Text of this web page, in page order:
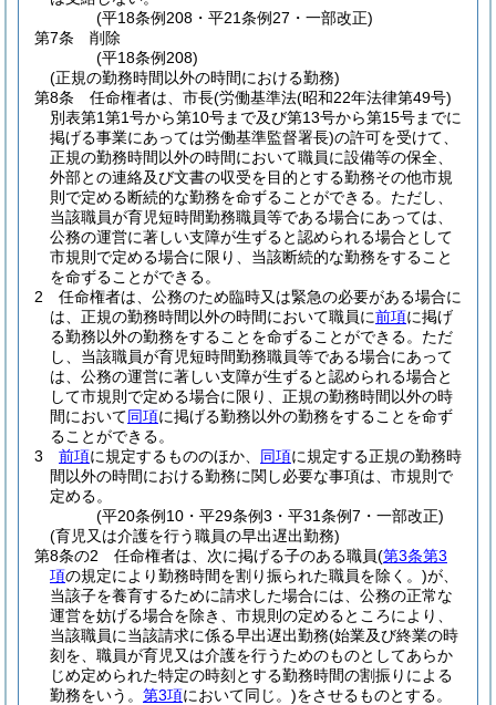
(平18条例208・平21条例27・一部改正)
第7条
削除
(平18条例208)
(正規の勤務時間以外の時間における勤務)
第8条
任命権者は、市長(労働基準法(昭和22年法律第49号)
別表第1第1号から第10号まで及び第13号から第15号までに
掲げる事業にあっては労働基準監督署長)の許可を受けて、
正規の勤務時間以外の時間において職員に設備等の保全、
外部との連絡及び文書の収受を目的とする勤務その他市規
則で定める断続的な勤務を命ずることができる。 ただし、
当該職員が育児短時間勤務職員等である場合にあっては、
公務の運営に著しい支障が生ずると認められる場合として
市規則で定める場合に限り、当該断続的な勤務をすること
を命ずることができる。
2
任命権者は、公務のため臨時又は緊急の必要がある場合に
は、正規の勤務時間以外の時間において職員に前項に掲げ
る勤務以外の勤務をすることを命ずることができる。 ただ
し、当該職員が育児短時間勤務職員等である場合にあって
は、公務の運営に著しい支障が生ずると認められる場合と
して市規則で定める場合に限り、正規の勤務時間以外の時
間において同項に掲げる勤務以外の勤務をすることを命ず
ることができる。
3
前項に規定するもののほか、 同項に規定する正規の勤務時
間以外の時間における勤務に関し必要な事項は、市規則で
定める。
(平20条例10・平29条例3・平31条例7・一部改正)
(育児又は介護を行う職員の早出遅出勤務)
第8条の2
任命権者は、次に掲げる子のある職員(第3条第3
項の規定により勤務時間を割り振られた職員を除く。)が、
当該子を養育するために請求した場合には、公務の正常な
運営を妨げる場合を除き、市規則の定めるところにより、
当該職員に当該請求に係る早出遅出勤務(始業及び終業の時
刻を、職員が育児又は介護を行うためのものとしてあらか
じめ定められた特定の時刻とする勤務時間の割振りによる
勤務をいう。 第3項において同じ。)をさせるものとする。